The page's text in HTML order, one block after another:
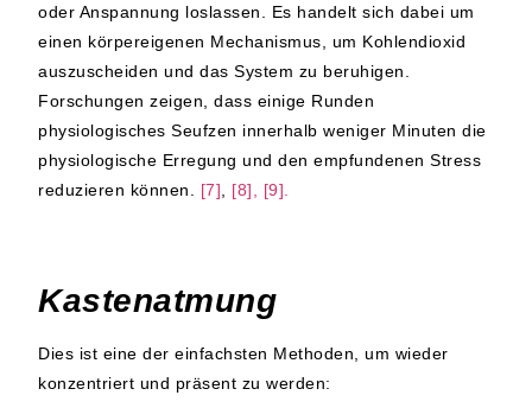
oder Anspannung loslassen. Es handelt sich dabei um
einen körpereigenen Mechanismus, um Kohlendioxid
auszuscheiden und das System zu beruhigen.
Forschungen zeigen, dass einige Runden
physiologisches Seufzen innerhalb weniger Minuten die
physiologische Erregung und den empfundenen Stress
reduzieren können. [7] [8], [9].
Kastenatmung
Dies ist eine der einfachsten Methoden, um wieder
konzentriert und präsent zu werden: